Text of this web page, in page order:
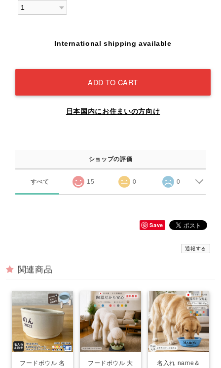
International shipping available
ADD TO CART
日本国内にお住まいの方向け
ショップの評価
すべて 15 0 0
Save
通報する
関連商品
フードボウル 名
フードボウル 大
名入れ name＆